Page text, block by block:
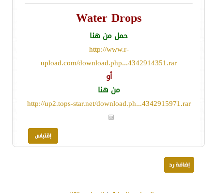
Water Drops
حمل من هنا
http://www.r-
upload.com/download.php...4342914351.rar
أو
من هنا
http://up2.tops-star.net/download.ph...4342915971.rar